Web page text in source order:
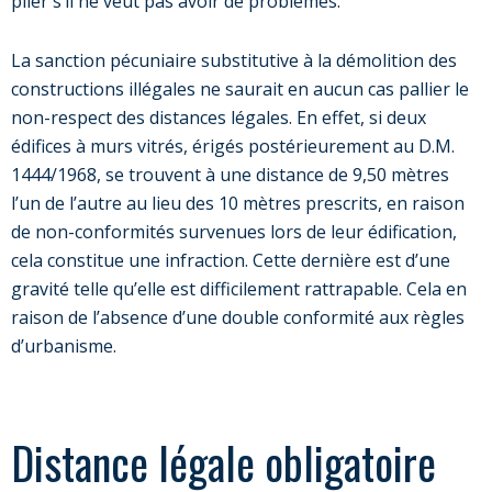
La sanction pécuniaire substitutive à la démolition des
constructions illégales ne saurait en aucun cas pallier le
non-respect des distances légales. En effet, si deux
édifices à murs vitrés, érigés postérieurement au D.M.
1444/1968, se trouvent à une distance de 9,50 mètres
l’un de l’autre au lieu des 10 mètres prescrits, en raison
de non-conformités survenues lors de leur édification,
cela constitue une infraction. Cette dernière est d’une
gravité telle qu’elle est difficilement rattrapable. Cela en
raison de l’absence d’une double conformité aux règles
d’urbanisme.
Distance légale obligatoire